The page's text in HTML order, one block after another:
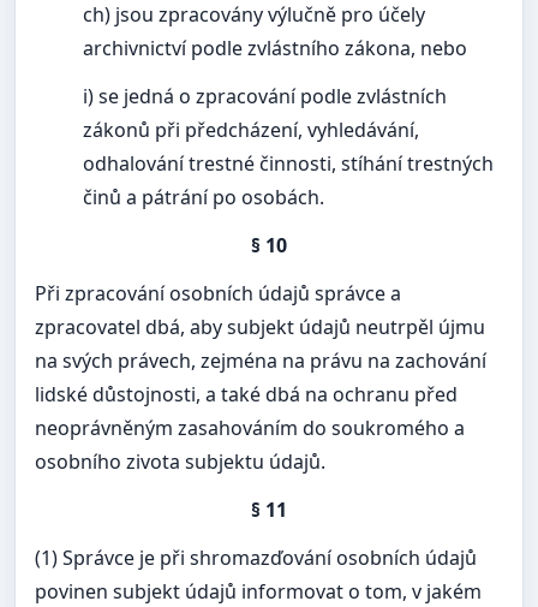
ch) jsou zpracovány výlučně pro účely
archivnictví podle zvlástního zákona, nebo
i) se jedná o zpracování podle zvlástních
zákonů při předcházení, vyhledávání,
odhalování trestné činnosti, stíhání trestných
činů a pátrání po osobách.
§ 10
Při zpracování osobních údajů správce a
zpracovatel dbá, aby subjekt údajů neutrpěl újmu
na svých právech, zejména na právu na zachování
lidské důstojnosti, a také dbá na ochranu před
neoprávněným zasahováním do soukromého a
osobního zivota subjektu údajů.
§ 11
(1) Správce je při shromazďování osobních údajů
povinen subjekt údajů informovat o tom, v jakém